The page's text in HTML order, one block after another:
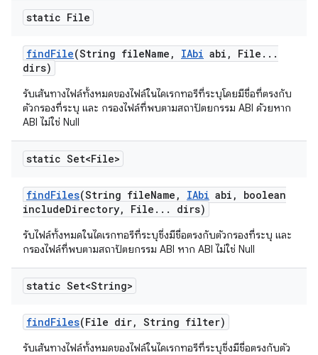
static File
findFile(String fileName , IAbi abi , File . . .
dirs)
รับเส้นทางไฟล์ทั้งหมดของไฟล์ในไดเรกทอรีที่ระบุโดยมีชื่อที่ตรงกับ
ตัวกรองที่ระบุ และ กรองไฟล์ที่พบตามสถาปัตยกรรม ABI ด้วยหาก
ABI ไม่ใช่ Null
static Set<File>
findFiles(String fileName , IAbi abi ,
boolean
includeDirectory, File . . . dirs)
รับไฟล์ทั้งหมดในไดเรกทอรีที่ระบุซึ่งมีชื่อตรงกับตัวกรองที่ระบุ และ
กรองไฟล์ที่พบตามสถาปัตยกรรม ABI หาก ABI ไม่ใช่ Null
static Set<String>
findFiles(File dir, String filter)
รับเส้นทางไฟล์ทั้งหมดของไฟล์ในไดเรกทอรีที่ระบุซึ่งมีชื่อตรงกับตัว